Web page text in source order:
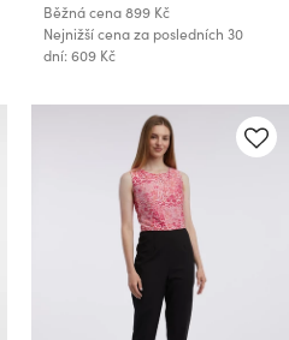
Běžná cena899 Kč
Nejnižší cena za posledních 30
dní: 609 Kč